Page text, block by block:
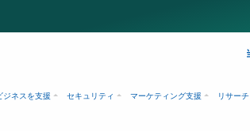
ジネスを支援 セキュリティ マーケティング支援 リサーチ